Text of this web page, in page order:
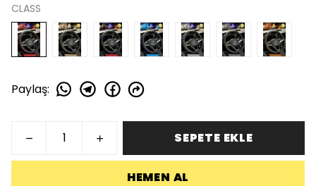
CLASS
Paylaş:
SEPETE EKLE
HEMEN AL